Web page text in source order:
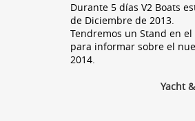
Durante 5 días V2 Boats
de Diciembre de 2013.
Tendremos un Stand en
para informar sobre el
2014.
Yacht